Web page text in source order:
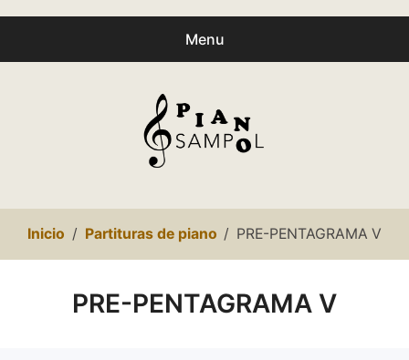
Menu
0,00€
Inicio Partituras de piano PRE-PENTAGRAMA V
PRE-PENTAGRAMA V